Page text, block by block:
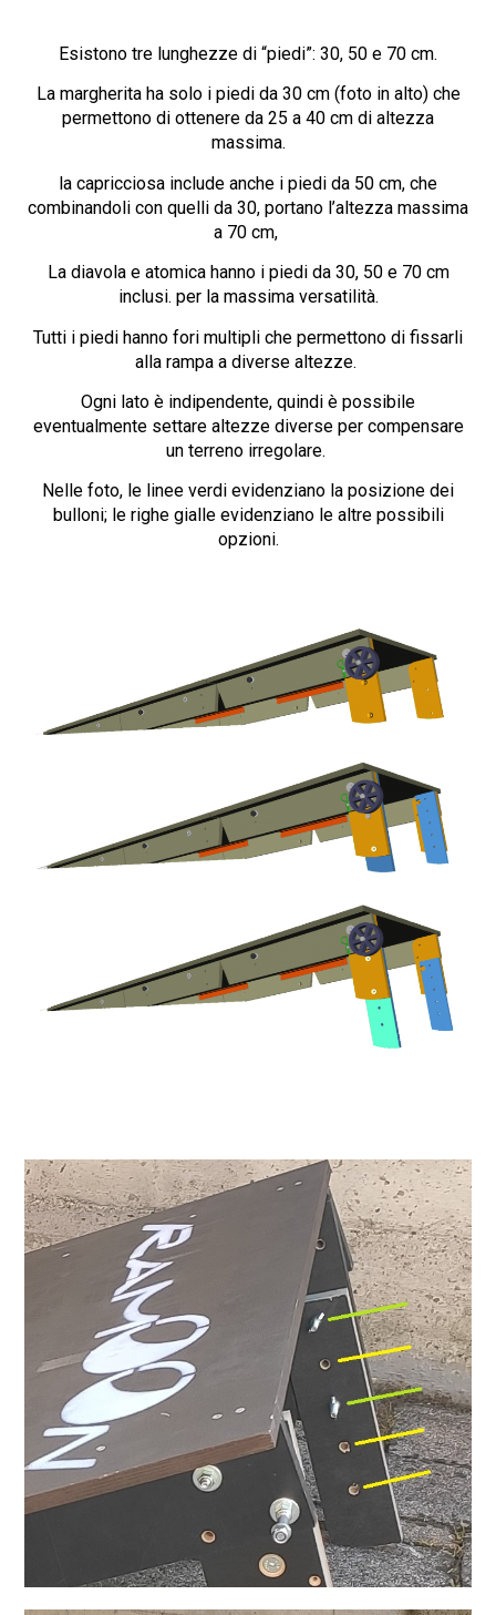
Esistono tre lunghezze di “piedi”: 30, 50 e 70 cm.
La margherita ha solo i piedi da 30 cm (foto in alto) che
permettono di ottenere da 25 a 40 cm di altezza
massima.
la capricciosa include anche i piedi da 50 cm, che
combinandoli con quelli da 30, portano l’altezza massima
a 70 cm,
La diavola e atomica hanno i piedi da 30, 50 e 70 cm
inclusi. per la massima versatilità.
Tutti i piedi hanno fori multipli che permettono di fissarli
alla rampa a diverse altezze.
Ogni lato è indipendente, quindi è possibile
eventualmente settare altezze diverse per compensare
un terreno irregolare.
Nelle foto, le linee verdi evidenziano la posizione dei
bulloni; le righe gialle evidenziano le altre possibili
opzioni.